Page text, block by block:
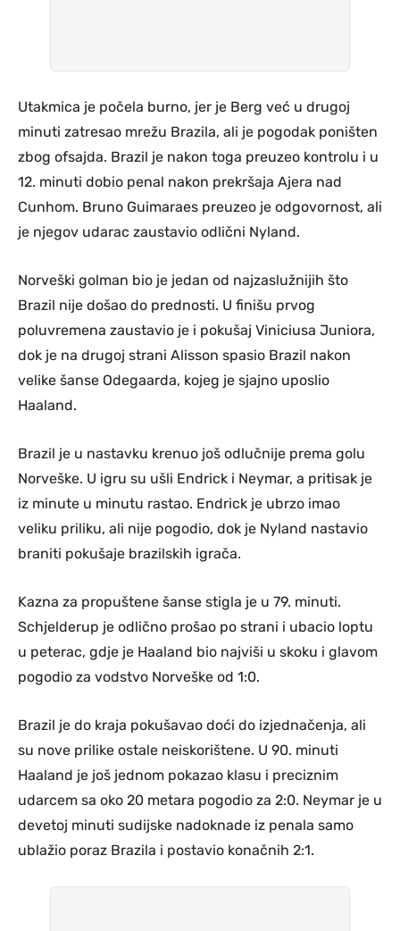
Utakmica je počela burno, jer je Berg već u drugoj
minuti zatresao mrežu Brazila, ali je pogodak poništen
zbog ofsajda. Brazil je nakon toga preuzeo kontrolu i u
12. minuti dobio penal nakon prekršaja Ajera nad
Cunhom. Bruno Guimaraes preuzeo je odgovornost, ali
je njegov udarac zaustavio odlični Nyland.
Norveški golman bio je jedan od najzaslužnijih što
Brazil nije došao do prednosti. U finišu prvog
poluvremena zaustavio je i pokušaj Viniciusa Juniora,
dok je na drugoj strani Alisson spasio Brazil nakon
velike šanse Odegaarda, kojeg je sjajno uposlio
Haaland.
Brazil je u nastavku krenuo još odlučnije prema golu
Norveške. U igru su ušli Endrick i Neymar, a pritisak je
iz minute u minutu rastao. Endrick je ubrzo imao
veliku priliku, ali nije pogodio, dok je Nyland nastavio
braniti pokušaje brazilskih igrača.
Kazna za propuštene šanse stigla je u 79. minuti.
Schjelderup je odlično prošao po strani i ubacio loptu
u peterac, gdje je Haaland bio najviši u skoku i glavom
pogodio za vodstvo Norveške od 1:0.
Brazil je do kraja pokušavao doći do izjednačenja, ali
su nove prilike ostale neiskorištene. U 90. minuti
Haaland je još jednom pokazao klasu i preciznim
udarcem sa oko 20 metara pogodio za 2:0. Neymar je u
devetoj minuti sudijske nadoknade iz penala samo
ublažio poraz Brazila i postavio konačnih 2:1.